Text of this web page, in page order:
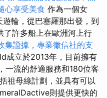
心享受美食 作為一個女
輪，從巴塞羅那出發，到
許多船上在歐洲河上行
集證據，專業徵信社的支
成立於2013年，目前擁有
一流的舒適服務和180位客
祖母綠計劃，並具有可以
則提供更快的